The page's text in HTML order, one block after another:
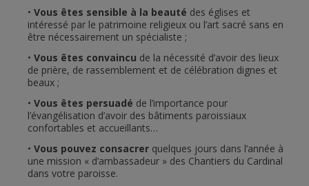
Vous êtes sensible à la beauté des églises et
intéressé par le patrimoine religieux ou l’art sacré sans en
être nécessairement un spécialiste ;
Vous êtes convaincu de la nécessité d’avoir des lieux
de prière, de rassemblement et de célébration dignes et
beaux ;
Vous êtes persuadé de l’importance pour
l’évangélisation d’avoir des bâtiments paroissiaux
confortables et accueillants…
Vous pouvez consacrer quelques jours dans l’année à
une mission « d’ambassadeur » des Chantiers du Cardinal
dans votre paroisse.